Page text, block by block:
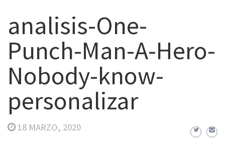
analisis-One-
Punch-Man-A-Hero-
Nobody-know-
personalizar
18 MARZO, 2020